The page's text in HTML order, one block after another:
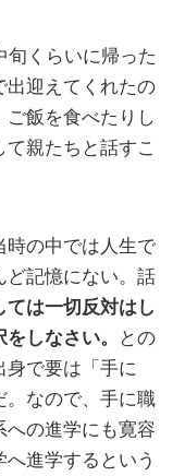
旬くらいに帰った
出迎えてくれたの
飯を食べたりし
親たちと話すこ
時の中では人生で
ど記憶にない。話
ては一切反対はし
しなさい。
との
身で要は「手に
。なので、手に職
への進学にも寛容
進学するという